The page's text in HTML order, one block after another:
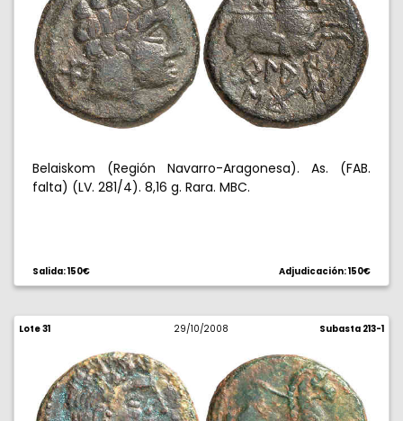
Belaiskom (Región Navarro-Aragonesa). As. (FAB.
falta) (LV. 281/4). 8,16 g. Rara. MBC.
Salida: 150€ Adjudicación: 150€
Lote 31 29/10/2008 Subasta 213-1